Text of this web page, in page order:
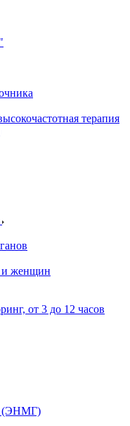
терапия
и женщин
от 3 до 12 часов
(ЭНМГ)